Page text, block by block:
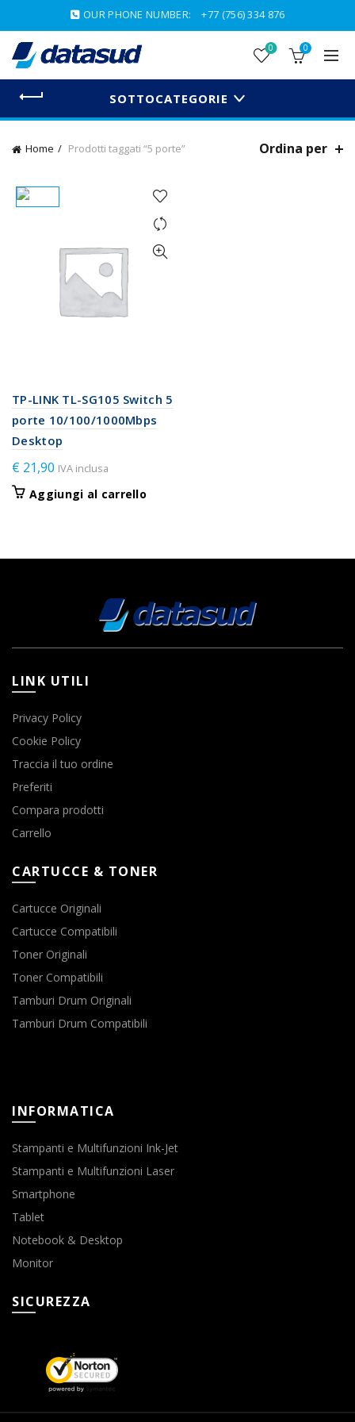
OUR PHONE NUMBER: +77 (756) 334 876
0 0
SOTTOCATEGORIE
Home Prodotti taggati “5 porte” Ordina per
TP-LINK TL-SG105 Switch 5
porte 10/100/1000Mbps
Desktop
€ 21,90 IVA inclusa
Aggiungi al carrello
LINK UTILI
Privacy Policy
Cookie Policy
Traccia il tuo ordine
Preferiti
Compara prodotti
Carrello
CARTUCCE & TONER
Cartucce Originali
Cartucce Compatibili
Toner Originali
Toner Compatibili
Tamburi Drum Originali
Tamburi Drum Compatibili
INFORMATICA
Stampanti e Multifunzioni Ink-Jet
Stampanti e Multifunzioni Laser
Smartphone
Tablet
Notebook & Desktop
Monitor
SICUREZZA